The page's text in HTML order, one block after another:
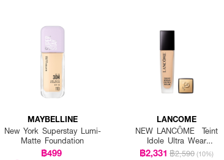
MAYBELLINE
New York Superstay Lumi-
Matte Foundation
฿499
LANCOME
NEW LANCÔME Teint
Idole Ultra Wear
Foundation SPF35
฿2,331 ฿2,590 (10%)